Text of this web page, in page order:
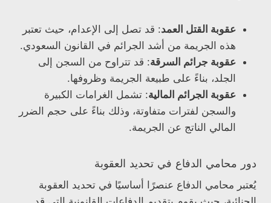
عقوبة القتل العمد: قد تصل إلى الإعدام، حيث تعتبر
هذه الجريمة من أشد الجرائم في القانون السعودي.
عقوبة جرائم السرقة: قد تتراوح من السجن إلى
الجلد، بناءً على طبيعة الجريمة وظروفها.
عقوبة الجرائم المالية: تشمل الغرامات الكبيرة
والسجن لفترات متفاوتة، وذلك بناءً على حجم الضرر
المالي الناتج عن الجريمة.
دور محامي الدفاع في تحديد العقوبة
يُعتبر محامي الدفاع عنصرًا أساسيًا في تحديد العقوبة